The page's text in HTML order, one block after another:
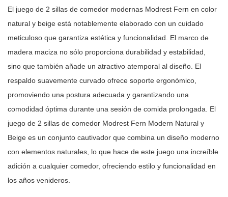
El juego de 2 sillas de comedor modernas Modrest Fern en color
natural y beige está notablemente elaborado con un cuidado
meticuloso que garantiza estética y funcionalidad. El marco de
madera maciza no sólo proporciona durabilidad y estabilidad,
sino que también añade un atractivo atemporal al diseño. El
respaldo suavemente curvado ofrece soporte ergonómico,
promoviendo una postura adecuada y garantizando una
comodidad óptima durante una sesión de comida prolongada. El
juego de 2 sillas de comedor Modrest Fern Modern Natural y
Beige es un conjunto cautivador que combina un diseño moderno
con elementos naturales, lo que hace de este juego una increíble
adición a cualquier comedor, ofreciendo estilo y funcionalidad en
los años venideros.